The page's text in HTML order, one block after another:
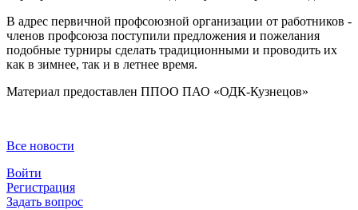
В адрес первичной профсоюзной организации от работников -
членов профсоюза поступили предложения и пожелания
подобные турниры сделать традиционными и проводить их
как в зимнее, так и в летнее время.
Материал предоставлен ППОО ПАО «ОДК-Кузнецов»
Все новости
Войти
Регистрация
Задать вопрос